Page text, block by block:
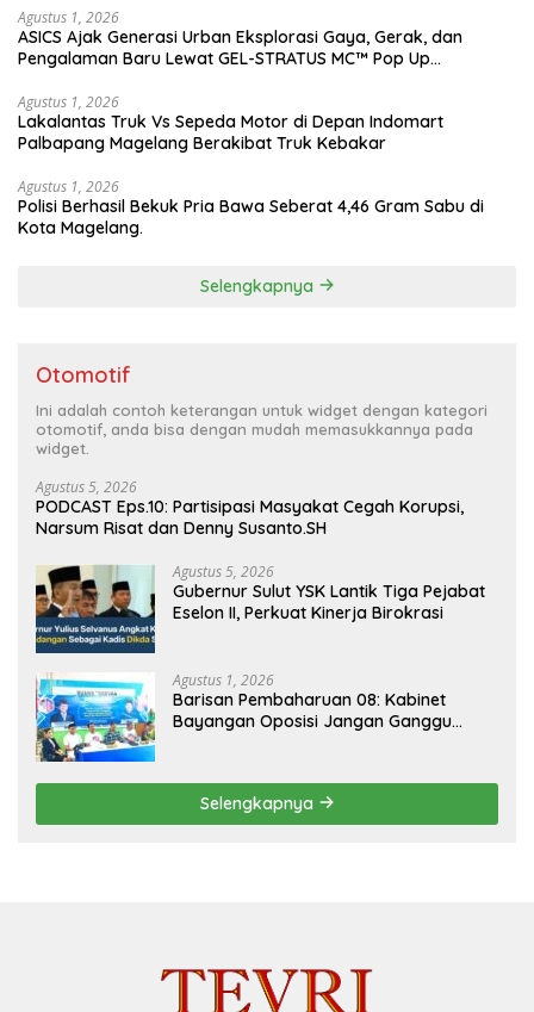
Agustus 1, 2026
ASICS Ajak Generasi Urban Eksplorasi Gaya, Gerak, dan
Pengalaman Baru Lewat GEL-STRATUS MC™ Pop Up
Agustus 1, 2026
Lakalantas Truk Vs Sepeda Motor di Depan Indomart
Palbapang Magelang Berakibat Truk Kebakar
Agustus 1, 2026
Polisi Berhasil Bekuk Pria Bawa Seberat 4,46 Gram Sabu di
Kota Magelang.
Selengkapnya
Otomotif
Ini adalah contoh keterangan untuk widget dengan kategori
otomotif, anda bisa dengan mudah memasukkannya pada
widget.
Agustus 5, 2026
PODCAST Eps.10: Partisipasi Masyakat Cegah Korupsi,
Narsum Risat dan Denny Susanto.SH
Agustus 5, 2026
Gubernur Sulut YSK Lantik Tiga Pejabat
Eselon II, Perkuat Kinerja Birokrasi
Agustus 1, 2026
Barisan Pembaharuan 08: Kabinet
Bayangan Oposisi Jangan Ganggu
Selengkapnya